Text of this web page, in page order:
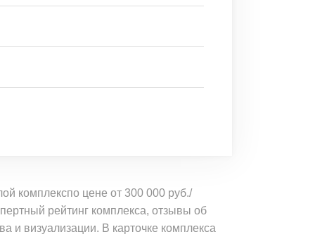
комплекспо цене от 300 000 руб./
рейтинг комплекса, отзывы об
и визуализации. В карточке комплекса